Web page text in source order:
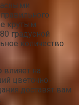
крутым
градусной
количество
влияет на
цветочно-
доставят вам